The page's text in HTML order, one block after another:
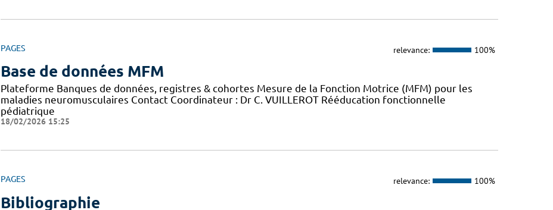
PAGES relevance: 100%
Base de données MFM
Plateforme Banques de données, registres & cohortes Mesure de la Fonction Motrice (MFM) pour les
maladies neuromusculaires Contact Coordinateur : Dr C. VUILLEROT Rééducation fonctionnelle
pédiatrique
18/02/2026 15:25
PAGES relevance: 100%
Bibliographie